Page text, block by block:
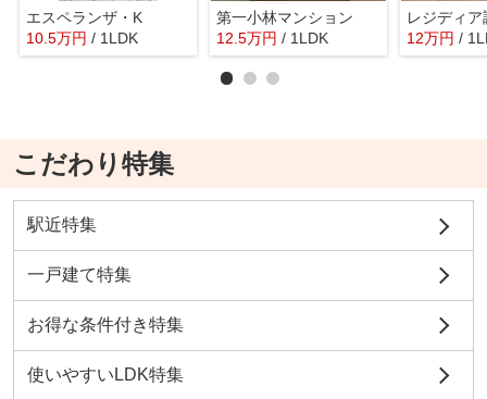
エスペランザ・K
10.5万円 / 1LDK
第一小林マンション
12.5万円 / 1LDK
レジディア
12万円 /
こだわり特集
駅近特集
一戸建て特集
お得な条件付き特集
使いやすいLDK特集